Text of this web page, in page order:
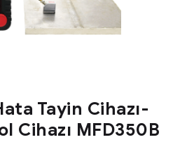
Tayin Cihazı-
Cihazı MFD350B